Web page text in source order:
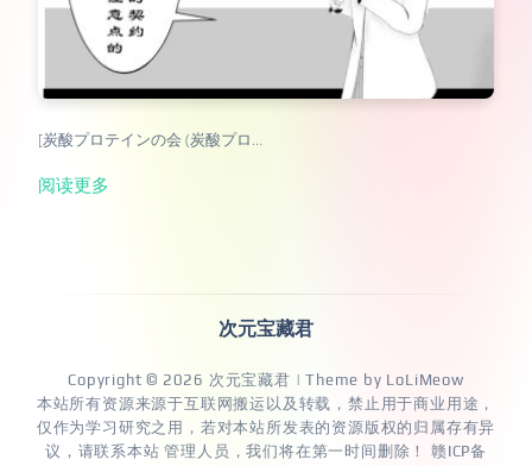
[炭酸プロテインの会 (炭酸プロ…
阅读更多
次元宝藏君
Copyright © 2026 次元宝藏君 | Theme by LoLiMeow
本站所有资源来源于互联网搬运以及转载，禁止用于商业用途，
仅作为学习研究之用，若对本站所发表的资源版权的归属存有异
议，请联系本站 管理人员，我们将在第一时间删除！ 赣ICP备